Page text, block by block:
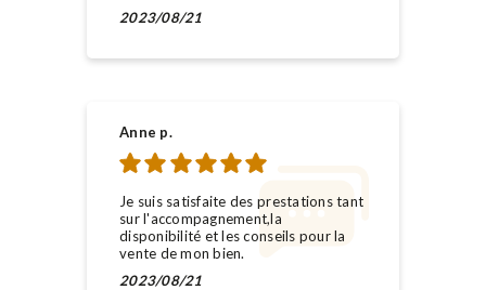
2023/08/21
Anne p.
Je suis satisfaite des prestations tant
sur l'accompagnement,la
disponibilité et les conseils pour la
vente de mon bien.
2023/08/21